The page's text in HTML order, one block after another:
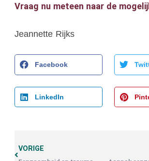
Vraag nu meteen naar de
Jeannette Rijks
Facebook
LinkedIn
VORIGE